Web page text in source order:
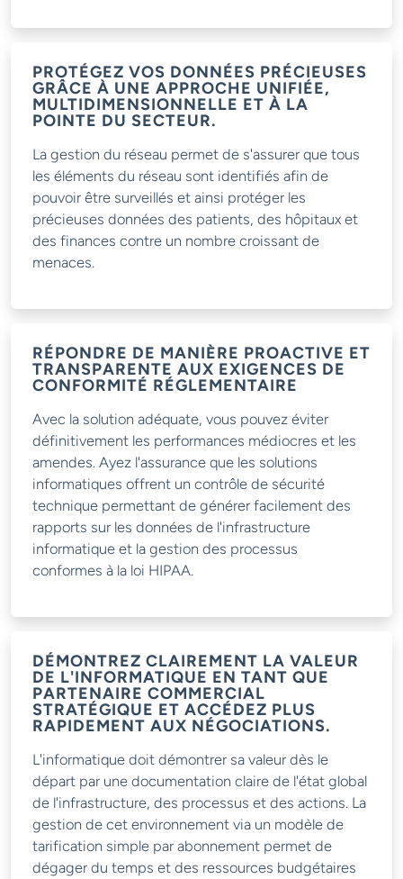
PROTÉGEZ VOS DONNÉES PRÉCIEUSES
GRÂCE À UNE APPROCHE UNIFIÉE,
MULTIDIMENSIONNELLE ET À LA
POINTE DU SECTEUR.
La gestion du réseau permet de s'assurer que tous
les éléments du réseau sont identifiés afin de
pouvoir être surveillés et ainsi protéger les
précieuses données des patients, des hôpitaux et
des finances contre un nombre croissant de
menaces.
RÉPONDRE DE MANIÈRE PROACTIVE ET
TRANSPARENTE AUX EXIGENCES DE
CONFORMITÉ RÉGLEMENTAIRE
Avec la solution adéquate, vous pouvez éviter
définitivement les performances médiocres et les
amendes. Ayez l'assurance que les solutions
informatiques offrent un contrôle de sécurité
technique permettant de générer facilement des
rapports sur les données de l'infrastructure
informatique et la gestion des processus
conformes à la loi HIPAA.
DÉMONTREZ CLAIREMENT LA VALEUR
DE L'INFORMATIQUE EN TANT QUE
PARTENAIRE COMMERCIAL
STRATÉGIQUE ET ACCÉDEZ PLUS
RAPIDEMENT AUX NÉGOCIATIONS.
L'informatique doit démontrer sa valeur dès le
départ par une documentation claire de l'état global
de l'infrastructure, des processus et des actions. La
gestion de cet environnement via un modèle de
tarification simple par abonnement permet de
dégager du temps et des ressources budgétaires